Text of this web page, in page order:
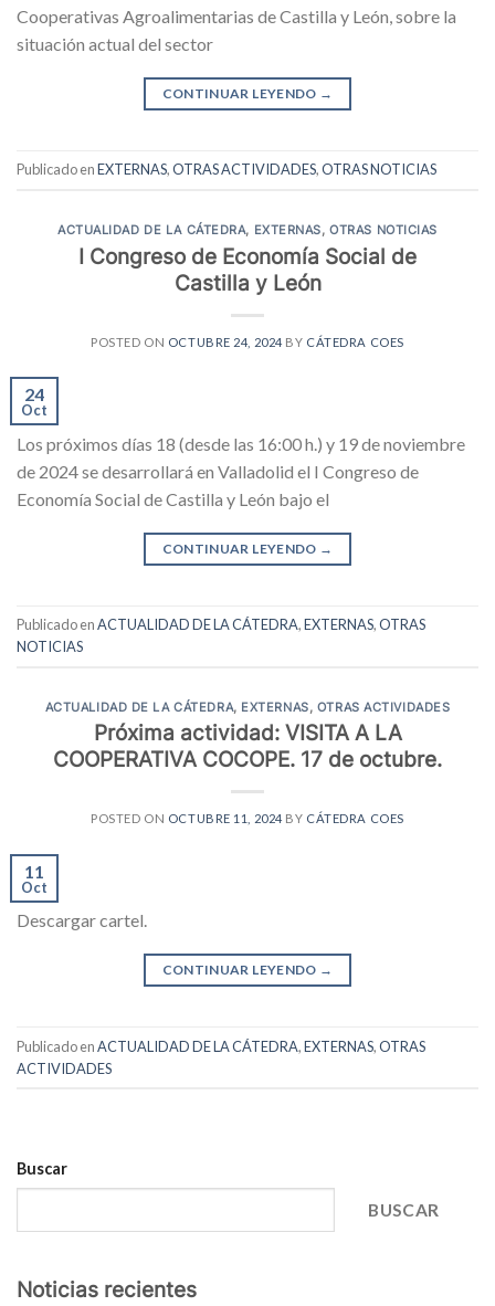
Cooperativas Agroalimentarias de Castilla y León, sobre la
situación actual del sector
CONTINUAR LEYENDO →
Publicado enEXTERNAS,OTRAS ACTIVIDADES,OTRAS NOTICIAS
ACTUALIDAD DE LA CÁTEDRA, EXTERNAS,OTRAS NOTICIAS
I Congreso de Economía Social de
Castilla y León
POSTED ON OCTUBRE 24, 2024 BY CÁTEDRA COES
24
Oct
Los próximos días 18 (desde las 16:00 h.) y 19 de noviembre
de 2024 se desarrollará en Valladolid el I Congreso de
Economía Social de Castilla y León bajo el
CONTINUAR LEYENDO →
Publicado enACTUALIDAD DE LA CÁTEDRA,EXTERNAS,OTRAS
NOTICIAS
ACTUALIDAD DE LA CÁTEDRA, EXTERNAS, OTRAS ACTIVIDADES
Próxima actividad: VISITA A LA
COOPERATIVA COCOPE. 17 de octubre.
POSTED ON OCTUBRE 11, 2024 BY CÁTEDRA COES
11
Oct
Descargar cartel.
CONTINUAR LEYENDO →
Publicado enACTUALIDAD DE LA CÁTEDRA,EXTERNAS,OTRAS
ACTIVIDADES
Buscar
BUSCAR
Noticias recientes